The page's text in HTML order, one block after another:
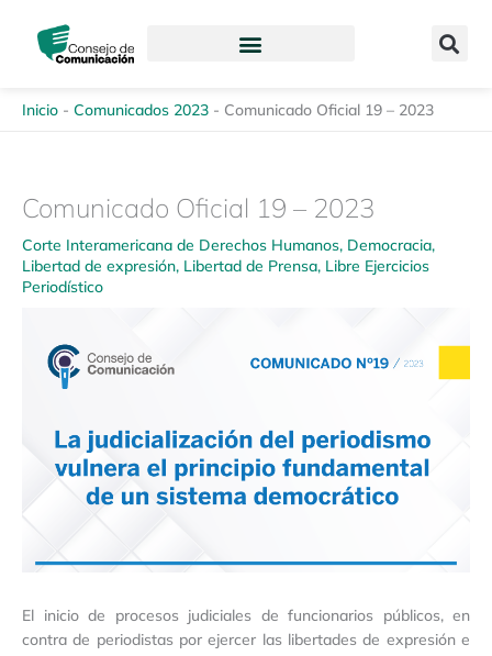
contenido
Inicio - Comunicados 2023 - Comunicado Oficial 19 – 2023
Comunicado Oficial 19 – 2023
Corte Interamericana de Derechos Humanos, Democracia,
Libertad de expresión, Libertad de Prensa, Libre Ejercicios
Periodístico
El inicio de procesos judiciales de funcionarios públicos, en
contra de periodistas por ejercer las libertades de expresión e